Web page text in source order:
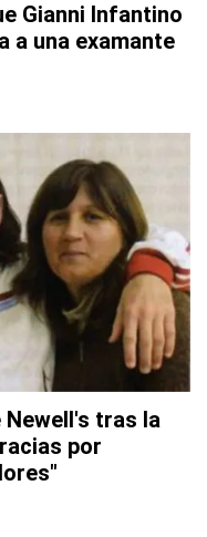
Gianni Infantino
a una examante
Newell's tras la
por